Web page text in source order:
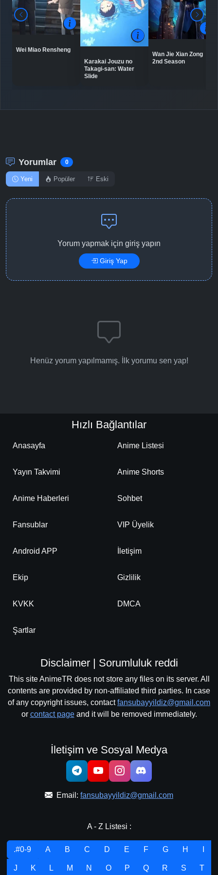
Bölüm No: 9 Detaylar İzle
Detaylar
Bölüm No: 13
Detaylar
Wei Miao Rensheng
Karakai Jouzu no
Takagi-san: Water
Slide
Wan Jie Xian Zong
2nd Season
Yorumlar 0
Yeni Popüler Eski
Yorum yapmak için giriş yapın
Giriş Yap
Henüz yorum yapılmamış. İlk yorumu sen yap!
Hızlı Bağlantılar
Anasayfa Anime Listesi
Yayın Takvimi Anime Shorts
Anime Haberleri Sohbet
Fansublar VIP Üyelik
Android APP İletişim
Ekip Gizlilik
KVKK DMCA
Şartlar
Disclaimer | Sorumluluk reddi
This site AnimeTR does not store any files on its server. All
contents are provided by non-affiliated third parties. In case
of any copyright issues, contactfansubayyildiz@gmail.com
or contact pageand it will be removed immediately.
İletişim ve Sosyal Medya
Email: fansubayyildiz@gmail.com
A - Z Listesi :
.#0-9 A B C D E F G H
J K L M N O P Q R S T